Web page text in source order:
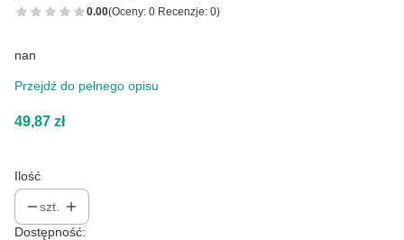
0.00(Oceny: 0 Recenzje: 0)
nan
Przejdź do pełnego opisu
Cena
49,87 zł
Ilość
szt.
Dostępność: